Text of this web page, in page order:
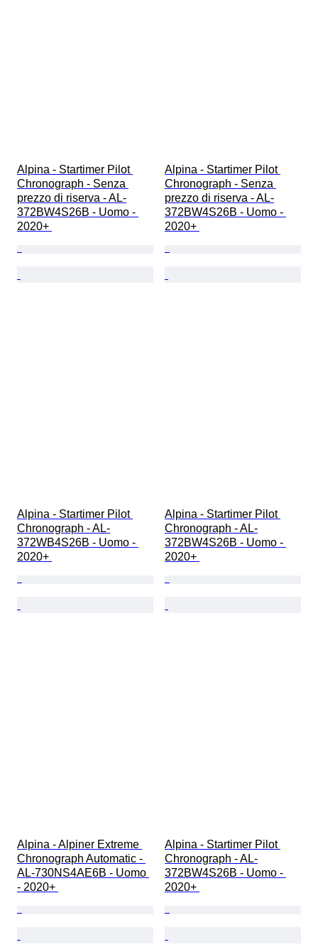
Alpina - Startimer Pilot
Chronograph - Senza
prezzo di riserva - AL-
372BW4S26B - Uomo -
2020+
Alpina - Startimer Pilot
Chronograph - Senza
prezzo di riserva - AL-
372BW4S26B - Uomo -
2020+
Alpina - Startimer Pilot
Chronograph - AL-
372WB4S26B - Uomo -
2020+
Alpina - Startimer Pilot
Chronograph - AL-
372BW4S26B - Uomo -
2020+
Alpina - Alpiner Extreme
Chronograph Automatic -
AL-730NS4AE6B - Uomo
- 2020+
Alpina - Startimer Pilot
Chronograph - AL-
372BW4S26B - Uomo -
2020+